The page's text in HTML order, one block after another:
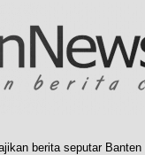
berita seputar